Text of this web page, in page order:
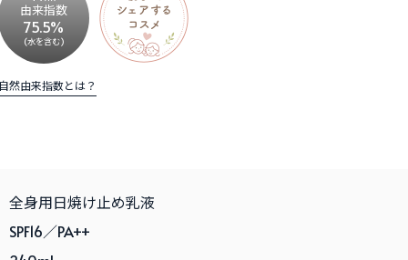
由来指数
75.5%
(水を含む)
然由来指数とは？
全身用日焼け止め乳液
SPF16／PA++